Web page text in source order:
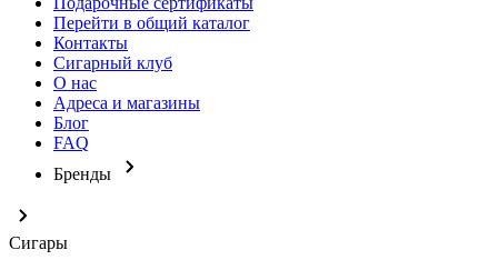
Перейти в общий каталог
Контакты
Сигарный клуб
О нас
Адреса и магазины
Блог
FAQ
Бренды
Сигары